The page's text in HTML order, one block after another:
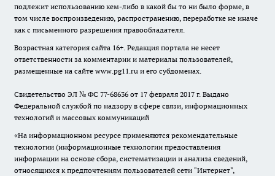
подлежит использованию кем-либо в какой бы то ни было форме, в
том числе воспроизведению, распространению, переработке не иначе
как с письменного разрешения правообладателя.
Возрастная категория сайта 16+. Редакция портала не несет
ответственности за комментарии и материалы пользователей,
размещенные на сайте www.pg11.ru и его субдоменах.
Свидетельство ЭЛ № ФС 77-68636 от 17 февраля 2017 г. Выдано
Федеральной службой по надзору в сфере связи, информационных
технологий и массовых коммуникаций
«На информационном ресурсе применяются рекомендательные
технологии (информационные технологии предоставления
информации на основе сбора, систематизации и анализа сведений,
относящихся к предпочтениям пользователей сети "Интернет",